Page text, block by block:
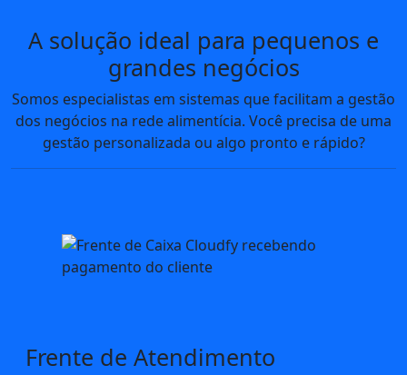
A solução ideal para pequenos e
grandes negócios
Somos especialistas em sistemas que facilitam a gestão
dos negócios na rede alimentícia. Você precisa de uma
gestão personalizada ou algo pronto e rápido?
Frente de Atendimento